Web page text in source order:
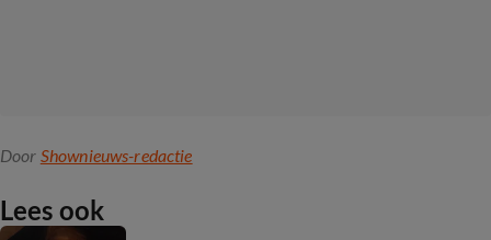
Door Shownieuws-redactie
Lees ook